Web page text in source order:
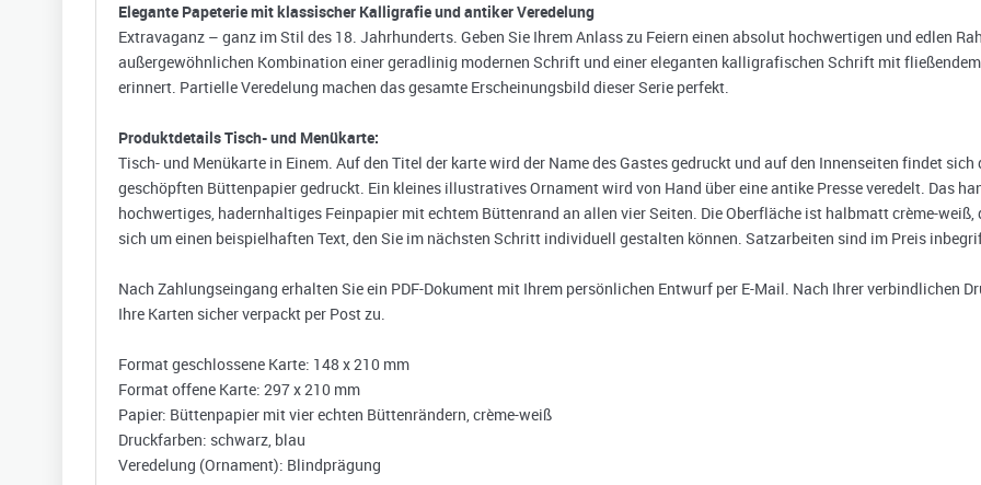
Elegante Papeterie mit klassischer Kalligrafie und antiker Veredelung
Extravaganz – ganz im Stil des 18. Jahrhunderts. Geben Sie Ihrem Anlass zu Feiern einen absolut hochwertigen und edlen
außergewöhnlichen Kombination einer geradlinig modernen Schrift und einer eleganten kalligrafischen Schrift mit
erinnert. Partielle Veredelung machen das gesamte Erscheinungsbild dieser Serie perfekt.
Produktdetails Tisch- und Menükarte:
Tisch- und Menükarte in Einem. Auf den Titel der karte wird der Name des Gastes gedruckt und auf den Innenseiten findet
geschöpften Büttenpapier gedruckt. Ein kleines illustratives Ornament wird von Hand über eine antike Presse veredelt. Das
hochwertiges, hadernhaltiges Feinpapier mit echtem Büttenrand an allen vier Seiten. Die Oberfläche ist halbmatt crème-
sich um einen beispielhaften Text, den Sie im nächsten Schritt individuell gestalten können. Satzarbeiten sind im Preis
Nach Zahlungseingang erhalten Sie ein PDF-Dokument mit Ihrem persönlichen Entwurf per E-Mail. Nach Ihrer verbindlichen
Ihre Karten sicher verpackt per Post zu.
Format geschlossene Karte: 148 x 210 mm
Format offene Karte: 297 x 210 mm
Papier: Büttenpapier mit vier echten Büttenrändern, crème-weiß
Druckfarben: schwarz, blau
Veredelung (Ornament): Blindprägung